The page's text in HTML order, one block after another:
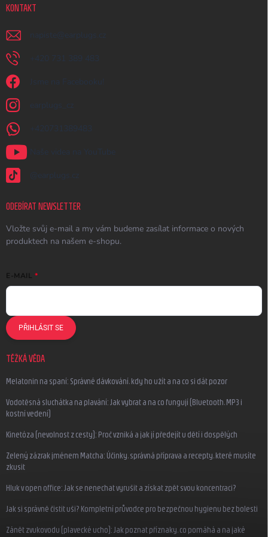
KONTAKT
napiste @ earplugs.cz
+420 731 389 483
Jsme na Facebooku!
earplugs_cz
+420731389483
Naše videa na YouTube
@earplugs.cz
ODEBÍRAT NEWSLETTER
Vložte svůj e-mail a my vám budeme zasílat informace o nových
produktech na našem e-shopu.
E-MAIL
PŘIHLÁSIT SE
TĚŽKÁ VĚDA
Melatonin na spaní: Správné dávkování, kdy ho užít a na co si dát pozor
Vodotěsná sluchátka na plavání: Jak vybrat a na co fungují (Bluetooth, MP3 i
kostní vedení)
Kinetóza (nevolnost z cesty): Proč vzniká a jak jí předejít u dětí i dospělých
Zelený zázrak jménem Matcha: Účinky, správná příprava a recepty, které musíte
zkusit
Hluk v open office: Jak se nenechat vyrušit a získat zpět svou koncentraci?
Jak si správně čistit uši? Kompletní průvodce pro bezpečnou hygienu bez bolesti
Zánět zvukovodu (plavecké ucho): Jak poznat příznaky, co pomáhá a na jaké